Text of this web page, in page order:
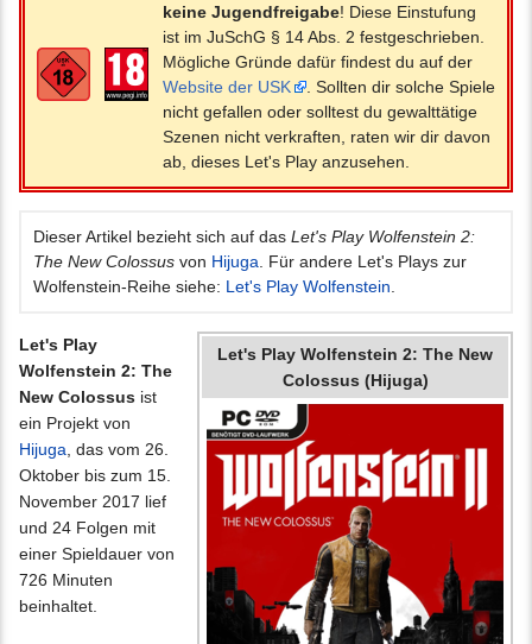
keine Jugendfreigabe! Diese Einstufung
ist im JuSchG § 14 Abs. 2 festgeschrieben.
Mögliche Gründe dafür findest du auf der
Website der USK
. Sollten dir solche Spiele
nicht gefallen oder solltest du gewalttätige
Szenen nicht verkraften, raten wir dir davon
ab, dieses Let's Play anzusehen.
Dieser Artikel bezieht sich auf das Let's Play Wolfenstein 2:
The New Colossus von Hijuga . Für andere Let's Plays zur
Wolfenstein-Reihe siehe: Let's Play Wolfenstein
Let's Play Wolfenstein 2: The New
Colossus (Hijuga)
Let's Play
Wolfenstein 2: The
New Colossus ist
ein Projekt von
Hijuga , das vom 26.
Oktober bis zum 15.
November 2017 lief
und 24 Folgen mit
einer Spieldauer von
726 Minuten
beinhaltet.